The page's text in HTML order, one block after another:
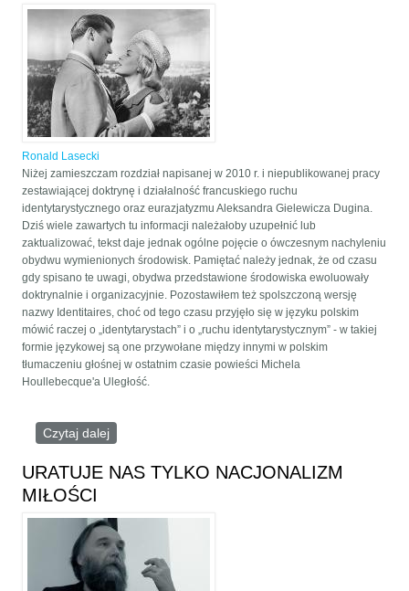
Ronald Lasecki
Niżej zamieszczam rozdział napisanej w 2010 r. i niepublikowanej pracy
zestawiającej doktrynę i działalność francuskiego ruchu
identytarystycznego oraz eurazjatyzmu Aleksandra Gielewicza Dugina.
Dziś wiele zawartych tu informacji należałoby uzupełnić lub
zaktualizować, tekst daje jednak ogólne pojęcie o ówczesnym nachyleniu
obydwu wymienionych środowisk. Pamiętać należy jednak, że od czasu
gdy spisano te uwagi, obydwa przedstawione środowiska ewoluowały
doktrynalnie i organizacyjnie. Pozostawiłem też spolszczoną wersję
nazwy Identitaires, choć od tego czasu przyjęło się w języku polskim
mówić raczej o „identytarystach” i o „ruchu identytarystycznym” - w takiej
formie językowej są one przywołane między innymi w polskim
tłumaczeniu głośnej w ostatnim czasie powieści Michela
Houllebecque'a Uległość.
Czytaj dalej
ruch identytarystyczny
URATUJE NAS TYLKO NACJONALIZM
MIŁOŚCI